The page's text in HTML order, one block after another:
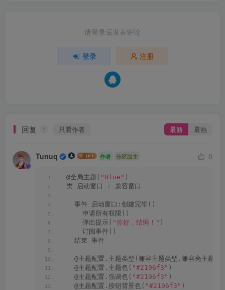
请登录后发表评论
登录 注册
回复 1 只看作者 最新 最热
Tunuq 作者 分区版主 0
@全局主题 ( "Blue" )
类 启动窗口
: 兼容窗口
  事件 启动窗口:创建完毕
()
    申请所有权限
()
    弹出提示
( "你好，结绳！" )
    订阅事件
()
  结束 事件
  @主题配置.主题类型
( 兼容主题类型.兼容亮主题_
  @主题配置.主题色
( "#2196f3" )
  @主题配置.强调色
( "#2196f3" )
  @主题配置.按钮背景色
( "#2196f3" )